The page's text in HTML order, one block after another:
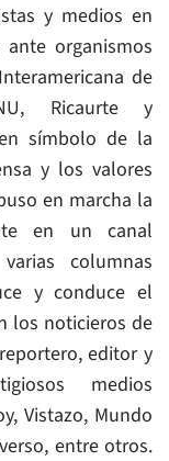
y medios en
organismos
de
Ricaurte y
símbolo de la
y los valores
en marcha la
en un canal
columnas
y conduce el
los noticieros de
editor y
medios
Vistazo, Mundo
entre otros.